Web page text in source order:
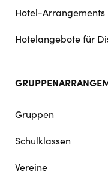
Hotel-Arrangements
Hotelangebote für
Gruppen
Schulklassen
Vereine